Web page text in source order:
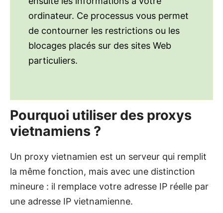
ordinateur. Ce processus vous permet
de contourner les restrictions ou les
blocages placés sur des sites Web
particuliers.
Pourquoi utiliser des proxys
vietnamiens ?
Un proxy vietnamien est un serveur qui remplit
la même fonction, mais avec une distinction
mineure : il remplace votre adresse IP réelle par
une adresse IP vietnamienne.